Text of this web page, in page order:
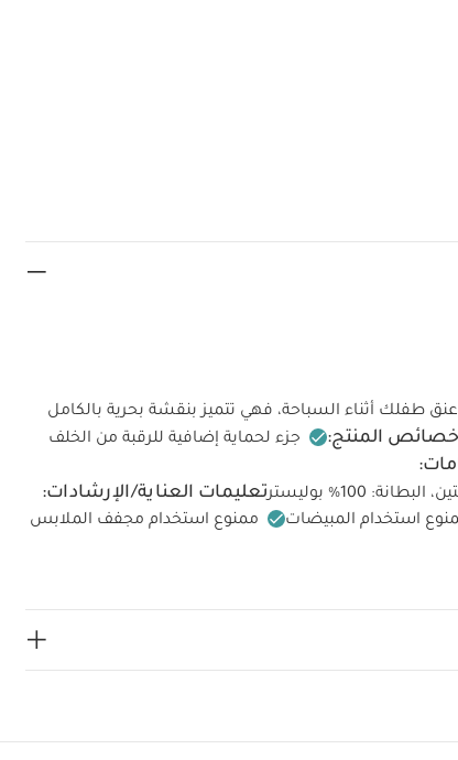
طفلك أثناء السباحة، فهي تتميز بنقشة بحرية بالكامل
خصائص المنتج:
جزء لحماية إضافية للرقبة من الخلف
تعليمات العناية/الإرشادات:
استخدام المبيضات
ممنوع استخدام مجفف الملابس